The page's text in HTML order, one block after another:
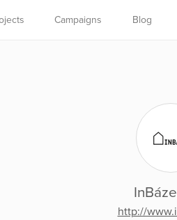
Campaigns Blog
http://